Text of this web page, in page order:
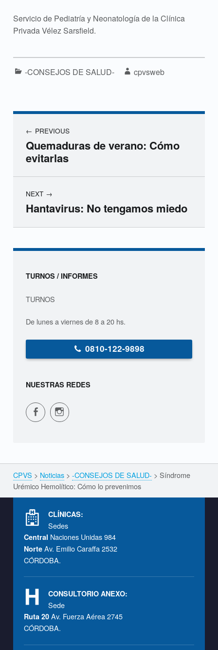
Servicio de Pediatría y Neonatología de la Clínica
Privada Vélez Sarsfield.
Categorized in:
-CONSEJOS DE SALUD- cpvsweb
PREVIOUS
Quemaduras de verano: Cómo
evitarlas
NEXT
Hantavirus: No tengamos miedo
Sidebar
TURNOS / INFORMES
TURNOS
De lunes a viernes de 8 a 20 hs.
0810-122-9898
NUESTRAS REDES
CPVS en Facebook CPVS en Instagram
Breadcrumbs navigation
CPVS > Noticias> -CONSEJOS DE SALUD- > Síndrome
Urémico Hemolítico: Cómo lo prevenimos
CLÍNICAS:
Sedes
Central Naciones Unidas 984
Norte Av. Emilio Caraffa 2532
CÓRDOBA.
CONSULTORIO ANEXO:
Sede
Ruta 20Av. Fuerza Aérea 2745
CÓRDOBA.